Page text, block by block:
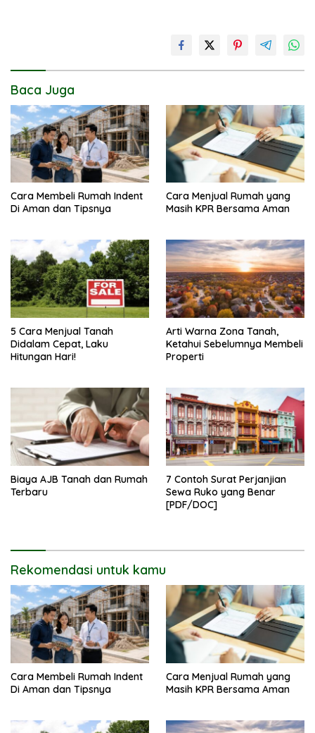
Baca Juga
Cara Membeli Rumah Indent
Di Aman dan Tipsnya
Cara Menjual Rumah yang
Masih KPR Bersama Aman
5 Cara Menjual Tanah
Didalam Cepat, Laku
Hitungan Hari!
Arti Warna Zona Tanah,
Ketahui Sebelumnya Membeli
Properti
Biaya AJB Tanah dan Rumah
Terbaru
7 Contoh Surat Perjanjian
Sewa Ruko yang Benar
[PDF/DOC]
Rekomendasi untuk kamu
Cara Membeli Rumah Indent
Di Aman dan Tipsnya
Cara Menjual Rumah yang
Masih KPR Bersama Aman